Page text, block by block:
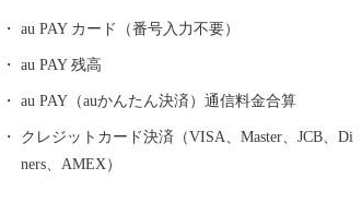
であり続けるよう、様々な政策に取り組んでいます。
では、河口湖美術館や河口湖ステラシアターなどの文
化・観光施設のほか、富士山と湖が眺望できる温泉
郷、旅館、ホテルなどの宿泊施設も充実しています。
au PAY カード（番号入力不要）
au PAY 残高
au PAY（auかんたん決済）通信料金合算
クレジットカード決済（VISA、Master、JCB、Di
ners、AMEX）